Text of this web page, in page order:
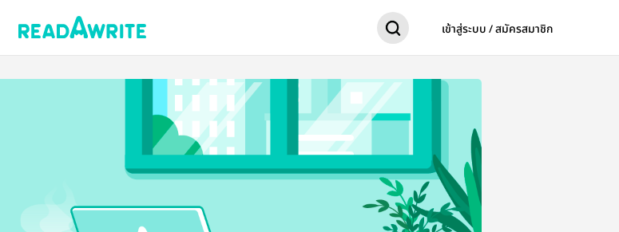
เข้าสู่ระบบ / สมัครสมาชิก